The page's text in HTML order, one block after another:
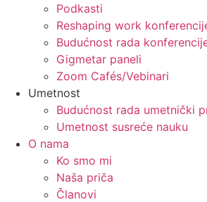
Podkasti
Reshaping work
Budućnost rada
Gigmetar paneli
Zoom Cafés/Vebinari
Umetnost
Budućnost rada umetnički
Umetnost susreće nauku
O nama
Ko smo mi
Naša priča
Članovi